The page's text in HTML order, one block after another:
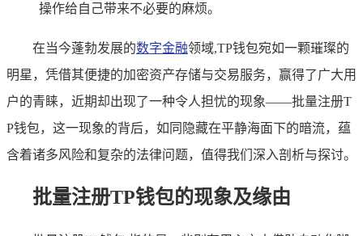
操作给自己带来不必要的麻烦。
在当今蓬勃发展的数字金融领域,TP钱包宛如一颗璀璨的
明星，凭借其便捷的加密资产存储与交易服务，赢得了广大用
户的青睐，近期却出现了一种令人担忧的现象——批量注册T
P钱包，这一现象的背后，如同隐藏在平静海面下的暗流，蕴
含着诸多风险和复杂的法律问题，值得我们深入剖析与探讨。
批量注册TP钱包的现象及缘由